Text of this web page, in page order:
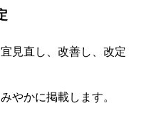
見直し、改善し、改定
やかに掲載します。